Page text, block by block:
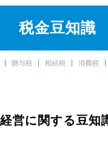
税金豆知識
贈与税 相続税 消費税
営に関する豆知